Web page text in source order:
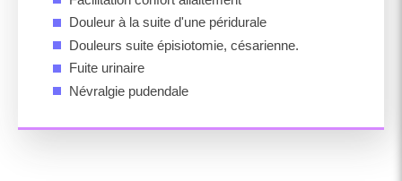
Douleur à la suite d'une péridurale
Douleurs suite épisiotomie, césarienne.
Fuite urinaire
Névralgie pudendale